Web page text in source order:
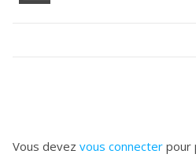
Vous devez vous connecter pour